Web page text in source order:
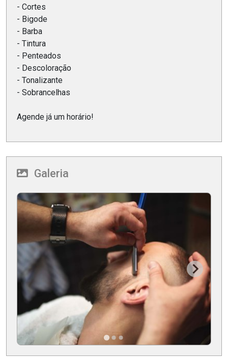
- Cortes
- Bigode
- Barba
- Tintura
- Penteados
- Descoloração
- Tonalizante
- Sobrancelhas
Agende já um horário!
Galeria